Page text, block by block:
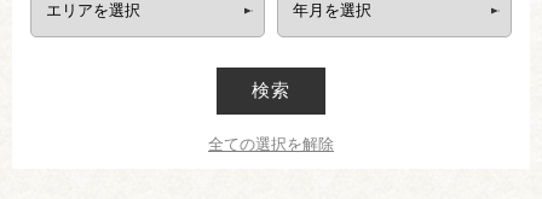
検索
全ての選択を解除